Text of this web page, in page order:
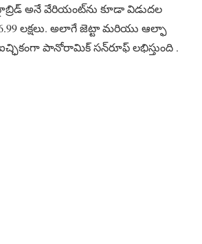
హైబ్రిడ్ అనే వేరియంట్‌ను కూడా విడుదల
లక్షలు. అలాగే జెట్టా మరియు ఆల్ఫా
ఐచ్ఛికంగా పానోరామిక్ సన్‌రూఫ్ లభిస్తుంది .